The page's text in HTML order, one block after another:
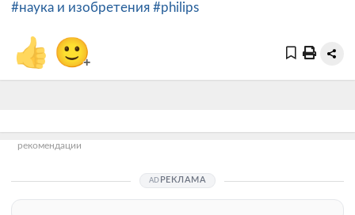
#наука и изобретения #philips
👍 🙂+
рекомендации
РЕКЛАМА